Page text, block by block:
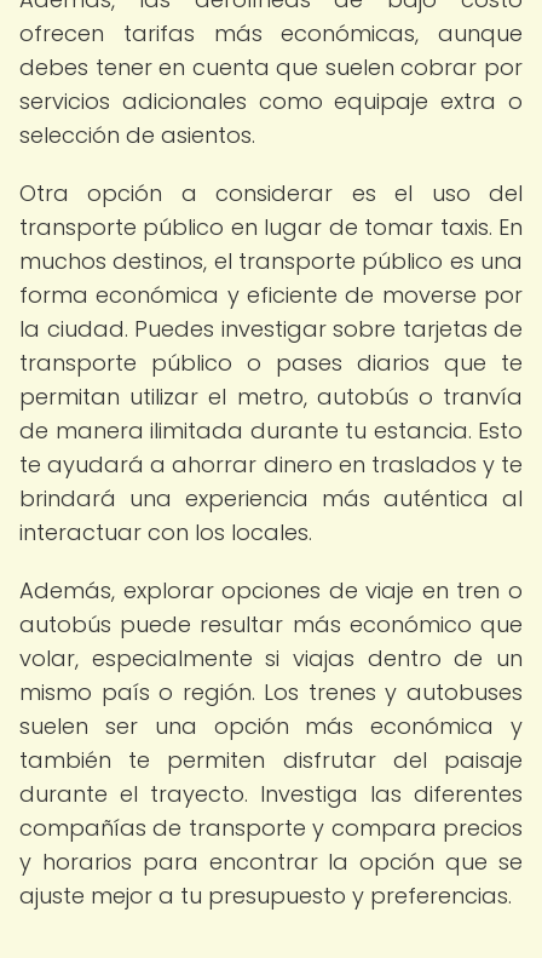
ofrecen tarifas más económicas, aunque
debes tener en cuenta que suelen cobrar por
servicios adicionales como equipaje extra o
selección de asientos.
Otra opción a considerar es el uso del
transporte público en lugar de tomar taxis. En
muchos destinos, el transporte público es una
forma económica y eficiente de moverse por
la ciudad. Puedes investigar sobre tarjetas de
transporte público o pases diarios que te
permitan utilizar el metro, autobús o tranvía
de manera ilimitada durante tu estancia. Esto
te ayudará a ahorrar dinero en traslados y te
brindará una experiencia más auténtica al
interactuar con los locales.
Además, explorar opciones de viaje en tren o
autobús puede resultar más económico que
volar, especialmente si viajas dentro de un
mismo país o región. Los trenes y autobuses
suelen ser una opción más económica y
también te permiten disfrutar del paisaje
durante el trayecto. Investiga las diferentes
compañías de transporte y compara precios
y horarios para encontrar la opción que se
ajuste mejor a tu presupuesto y preferencias.